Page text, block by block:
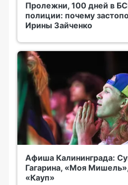
Пролежни, 100 дней в
полиции: почему
Ирины Зайченко
Афиша Калининграда:
Гагарина, «Моя
«Кауп»